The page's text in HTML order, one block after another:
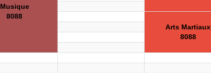
Musique
8088
Arts Martiaux
8088